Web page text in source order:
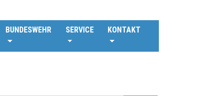
BUNDESWEHR SERVICE KONTAKT